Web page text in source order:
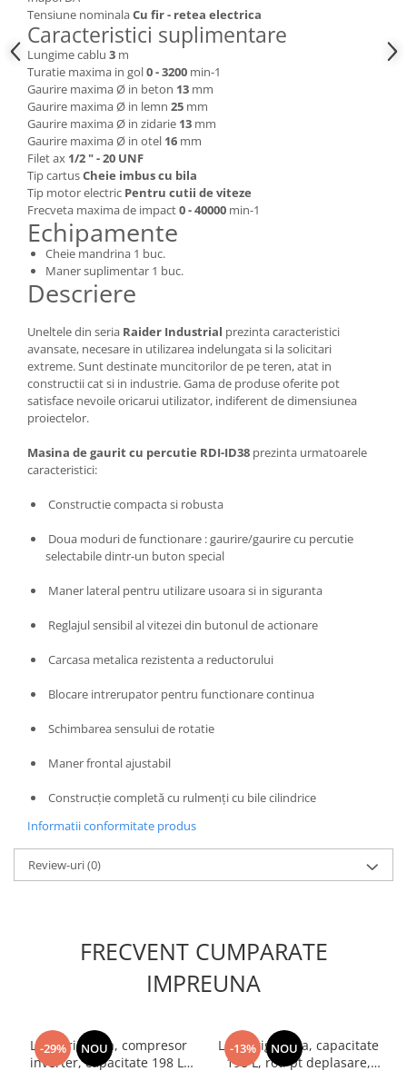
Masini de spalat vase incorporabile
Masini de spalat vase
independente
Motoburghiu/Foreza pamant
Pachete Incorporabile
Pirostrii & Arzatoare
Plasa umbrire
Pompe de stropit
Radiatoare
Semanatoare,Plantatoare
Sere
Suflante & Aspiratoare
Aspiratoare
Suflante Frunze
Unelte Gradinarit
Aparate de aer conditionat
Foarfeci tuns oi
Tensiune nominalaCu fir - retea electrica
Caracteristici suplimentare
Lungime cablu 3 m
Turatie maxima in gol0 - 3200 min-1
Gaurire maxima Ø in beton 13 mm
Gaurire maxima Ø in lemn 25 mm
Gaurire maxima Ø in zidarie 13 mm
Gaurire maxima Ø in otel 16 mm
Filet ax 1/2 " - 20 UNF
Tip cartusCheie imbus cu bila
Tip motor electric Pentru cutii de viteze
Frecveta maxima de impact0 - 40000 min-1
Echipamente
Cheie mandrina 1 buc.
Maner suplimentar 1 buc.
Descriere
Uneltele din seria Raider Industrial prezinta caracteristici
avansate, necesare in utilizarea indelungata si la solicitari
extreme. Sunt destinate muncitorilor de pe teren, atat in
constructii cat si in industrie. Gama de produse oferite pot
satisface nevoile oricarui utilizator, indiferent de dimensiunea
proiectelor.
Masina de gaurit cu percutie RDI-ID38 prezinta urmatoarele
caracteristici:
Constructie compacta si robusta
Doua moduri de functionare : gaurire/gaurire cu percutie
selectabile dintr-un buton special
Maner lateral pentru utilizare usoara si in siguranta
Reglajul sensibil al vitezei din butonul de actionare
Carcasa metalica rezistenta a reductorului
Blocare intrerupator pentru functionare continua
Schimbarea sensului de rotatie
Maner frontal ajustabil
Construcție completă cu rulmenți cu bile cilindrice
Informatii conformitate produs
Review-uri(0)
FRECVENT CUMPARATE
IMPREUNA
-29% NOU
Lada frigorifia, compresor
inverter, capacitate 198 L,
-13% NOU
Lada frigorifica, capacitate
198 L, roti pt deplasare,